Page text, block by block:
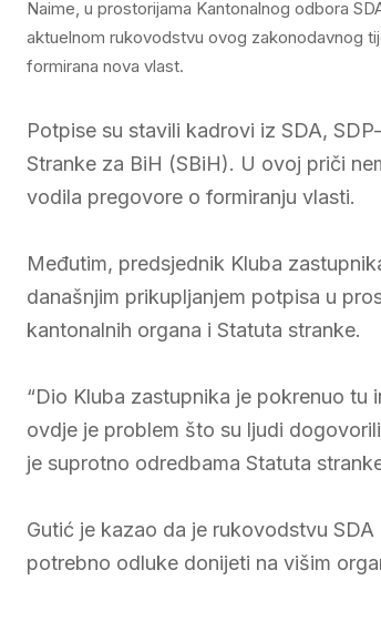
Naime, u prostorijama Kantonalnog odbora
aktuelnom rukovodstvu ovog zakonodavnog
formirana nova vlast.
Potpise su stavili kadrovi iz SDA,
Stranke za BiH (SBiH). U ovoj priči
vodila pregovore o formiranju vlasti.
Međutim, predsjednik Kluba
današnjim prikupljanjem potpisa u
kantonalnih organa i Statuta stranke.
“Dio Kluba zastupnika je pokrenuo tu
ovdje je problem što su ljudi
je suprotno odredbama Statuta
Gutić je kazao da je rukovodstvu
potrebno odluke donijeti na višim